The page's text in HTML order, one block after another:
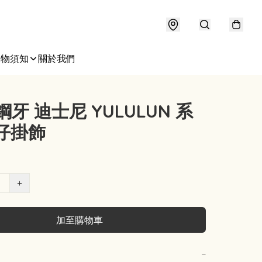
須知 關於我們
牙 迪士尼 YULULUN 系
掛飾
+
加至購物車
−